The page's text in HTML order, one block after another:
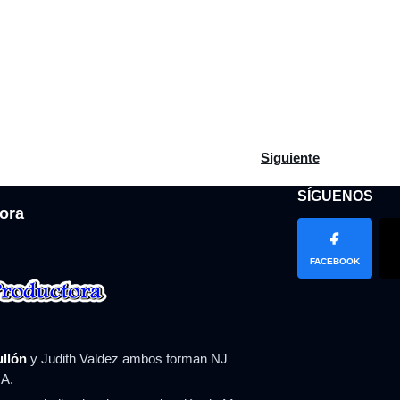
o metal: qué tipo de tabla de cortar es mejor para tu cocina
Artículo siguiente: Ni
Siguiente
y Judith Valdez ambos forman NJ
SÍGUENOS
FACEBOOK